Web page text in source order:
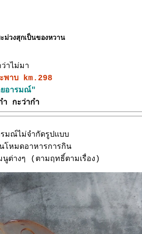
วงสุกเป็นของหวาน
าไม่มา
พาบ km.298
อารมณ์"
กะว่าก๋า
มณ์ไม่จำกัดรูปแบบ
โหมดอาหารการกิน
นูต่างๆ (ตามฤทธิ์ตามเรื่อง)